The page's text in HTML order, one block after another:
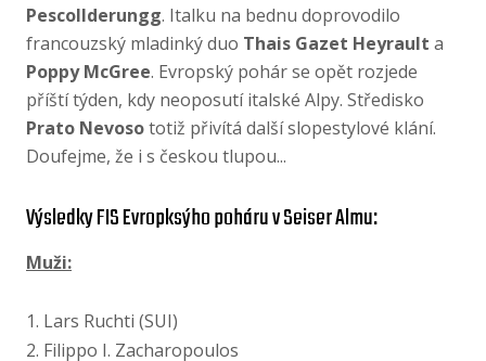
Pescollderungg. Italku na bednu doprovodilo
francouzský mladinký duo Thais Gazet Heyrault a
Poppy McGree. Evropský pohár se opět rozjede
příští týden, kdy neoposutí italské Alpy. Středisko
Prato Nevosototiž přivítá další slopestylové klání.
Doufejme, že i s českou tlupou...
Výsledky FIS Evropksýho poháru v Seiser Almu:
Muži:
1. Lars Ruchti (SUI)
2. Filippo I. Zacharopoulos